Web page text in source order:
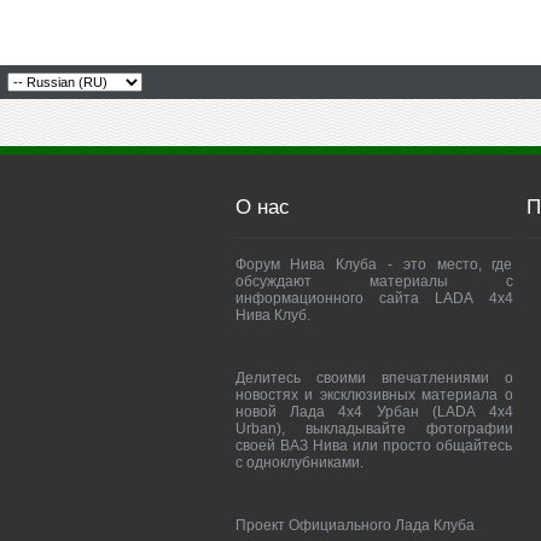
О нас
Форум Нива Клуба - это место, где
обсуждают материалы с
информационного сайта LADA 4x4
Нива Клуб.
Делитесь своими впечатлениями о
новостях и эксклюзивных материала о
новой Лада 4х4 Урбан (LADA 4x4
Urban), выкладывайте фотографии
своей ВАЗ Нива или просто общайтесь
с одноклубниками.
Проект Официального Лада Клуба